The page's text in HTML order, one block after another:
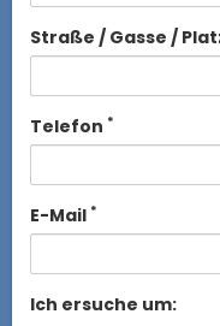
Straße / Gasse /
Telefon *
E-Mail *
Ich ersuche um: